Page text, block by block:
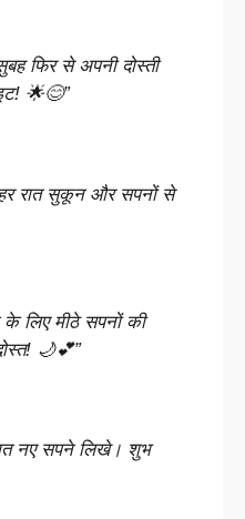
फिर से अपनी दोस्ती
🌟😊”
हर रात सुकून और सपनों से
के लिए मीठे सपनों की
🌙💕”
नए सपने लिखे। शुभ